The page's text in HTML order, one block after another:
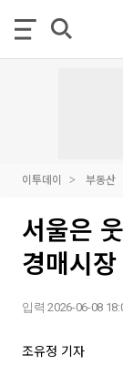
이투데이 부동산
서울은
경매시
입력 2026-06-08
조유정 기자